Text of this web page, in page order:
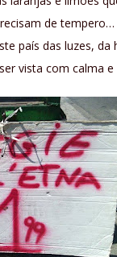
de tempero…
país das luzes, da
vista com calma